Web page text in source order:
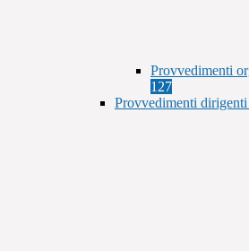
Provvedimenti
127
Provvedimenti